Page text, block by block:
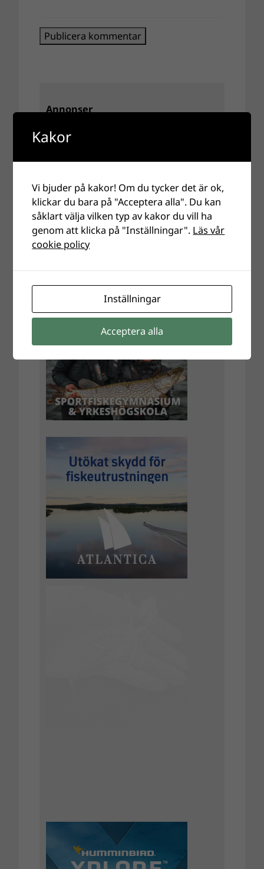
Annonser
Kakor
Vi bjuder på kakor! Om du tycker det är ok,
klickar du bara på "Acceptera alla". Du kan
såklart välja vilken typ av kakor du vill ha
genom att klicka på "Inställningar". Läs vår
cookie policy
Inställningar
Acceptera alla